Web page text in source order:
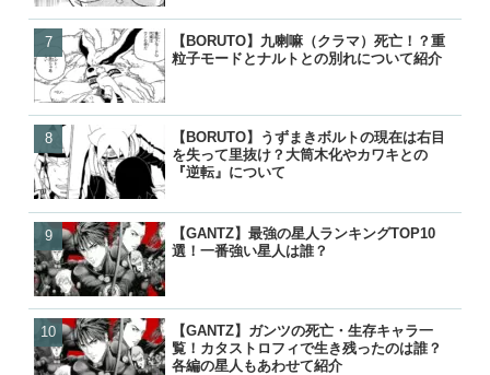
【BORUTO】九喇嘛（クラマ）死亡！？重
粒子モードとナルトとの別れについて紹介
【BORUTO】うずまきボルトの現在は右目
を失って里抜け？大筒木化やカワキとの
『逆転』について
【GANTZ】最強の星人ランキングTOP10
選！一番強い星人は誰？
【GANTZ】ガンツの死亡・生存キャラ一
覧！カタストロフィで生き残ったのは誰？
各編の星人もあわせて紹介
【BORUTO】九喇嘛（クラ
粒子モードとナルトとの別
【名探偵コナン】コナンの
る人物一覧！いつ知ったの
【GANTZ】最強の星人ラン
選！一番強い星人は誰？
【GANTZ】ガンツの死亡・
覧！カタストロフィで生き
各編の星人もあわせて紹介
【BORUTO】うずまきボル
を失って里抜け？大筒木化
【名探偵コナン】コナンの
る人物一覧！いつ知ったの
【GANTZ】最強の星人ラン
選！一番強い星人は誰？
【GANTZ】最強キャララン
選！一番強いキャラは玄野
人物？
【響け！ユーフォニアム】
付き合って別れた？復縁や
【BORUTO】うずまきボル
を失って里抜け？大筒木化
【BLEACH】護廷十三隊の
覧！初代から10年後まで歴
【BLEACH】零番隊は死亡
後が小説で判明！